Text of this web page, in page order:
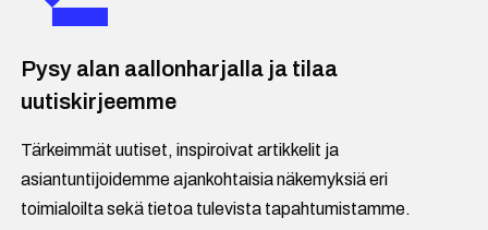
Pysy alan aallonharjalla ja tilaa
uutiskirjeemme
Tärkeimmät uutiset, inspiroivat artikkelit ja
asiantuntijoidemme ajankohtaisia näkemyksiä eri
toimialoilta sekä tietoa tulevista tapahtumistamme.